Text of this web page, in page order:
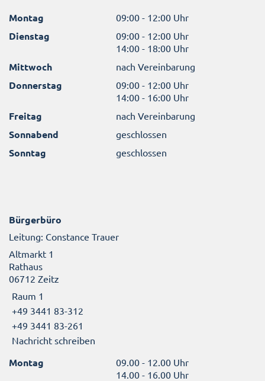
Montag 09:00 - 12:00 Uhr
Dienstag
09:00 - 12:00 Uhr
14:00 - 18:00 Uhr
Mittwoch nach Vereinbarung
Donnerstag
09:00 - 12:00 Uhr
14:00 - 16:00 Uhr
Freitag nach Vereinbarung
Sonnabend geschlossen
Sonntag geschlossen
Bürgerbüro
Leitung: Constance Trauer
Altmarkt 1
Rathaus
06712 Zeitz
Raum 1
+49 3441 83-312
+49 3441 83-261
Nachricht schreiben
Montag
09.00 - 12.00 Uhr
14.00 - 16.00 Uhr